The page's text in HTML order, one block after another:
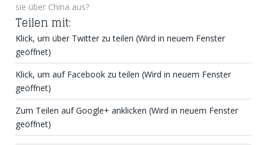
sie über China aus?
Teilen mit:
Klick, um über Twitter zu teilen (Wird in neuem Fenster
geöffnet)
Klick, um auf Facebook zu teilen (Wird in neuem Fenster
geöffnet)
Zum Teilen auf Google+ anklicken (Wird in neuem Fenster
geöffnet)